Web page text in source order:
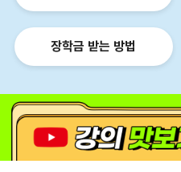
장학금 받는 방법